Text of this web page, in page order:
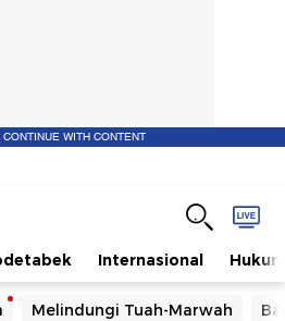
WITH CONTENT
Internasional Hukum
Melindungi Tuah-Marwah